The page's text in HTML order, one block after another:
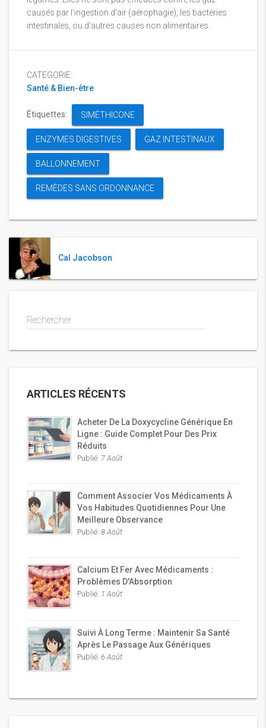
causés par l'ingestion d'air (aérophagie), les bactéries
intestinales, ou d'autres causes non alimentaires.
CATEGORIE:
Santé & Bien-être
Étiquettes: SIMÉTHICONE
ENZYMES DIGESTIVES GAZ INTESTINAUX
BALLONNEMENT
REMÈDES SANS ORDONNANCE
Cal Jacobson
Rechercher
ARTICLES RÉCENTS
Acheter De La Doxycycline Générique En
Ligne : Guide Complet Pour Des Prix
Réduits
Publié: 7 Août
Comment Associer Vos Médicaments À
Vos Habitudes Quotidiennes Pour Une
Meilleure Observance
Publié: 8 Août
Calcium Et Fer Avec Médicaments :
Problèmes D'Absorption
Publié: 1 Août
Suivi À Long Terme : Maintenir Sa Santé
Après Le Passage Aux Génériques
Publié: 6 Août